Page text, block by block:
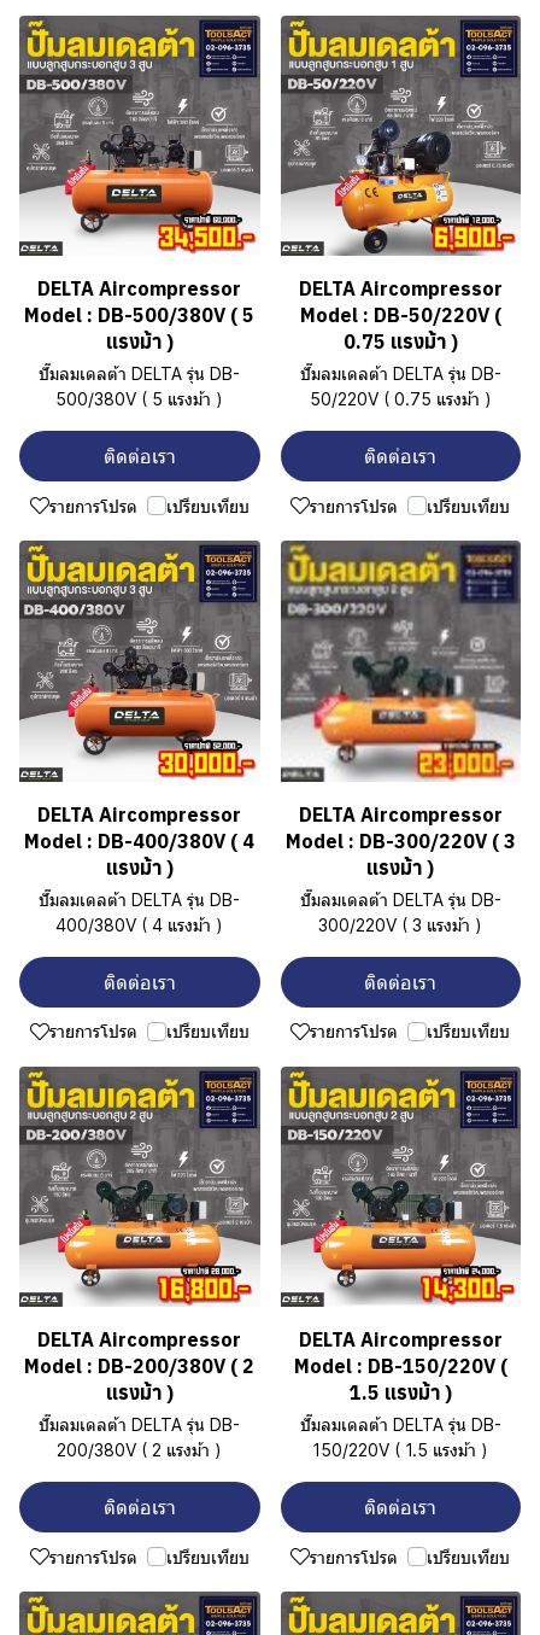
DELTA Aircompressor
Model : DB-500/380V ( 5
แรงม้า )
ปั๊มลมเดลต้า DELTA รุ่น DB-
500/380V ( 5 แรงม้า )
ติดต่อเรา
รายการโปรด เปรียบเทียบ
DELTA Aircompressor
Model : DB-50/220V (
0.75 แรงม้า )
ปั๊มลมเดลต้า DELTA รุ่น DB-
50/220V ( 0.75 แรงม้า )
ติดต่อเรา
รายการโปรด เปรียบเทียบ
DELTA Aircompressor
Model : DB-400/380V ( 4
แรงม้า )
ปั๊มลมเดลต้า DELTA รุ่น DB-
400/380V ( 4 แรงม้า )
ติดต่อเรา
รายการโปรด เปรียบเทียบ
DELTA Aircompressor
Model : DB-300/220V ( 3
แรงม้า )
ปั๊มลมเดลต้า DELTA รุ่น DB-
300/220V ( 3 แรงม้า )
ติดต่อเรา
รายการโปรด เปรียบเทียบ
DELTA Aircompressor
Model : DB-200/380V ( 2
แรงม้า )
ปั๊มลมเดลต้า DELTA รุ่น DB-
200/380V ( 2 แรงม้า )
ติดต่อเรา
รายการโปรด เปรียบเทียบ
DELTA Aircompressor
Model : DB-150/220V (
1.5 แรงม้า )
ปั๊มลมเดลต้า DELTA รุ่น DB-
150/220V ( 1.5 แรงม้า )
ติดต่อเรา
รายการโปรด เปรียบเทียบ